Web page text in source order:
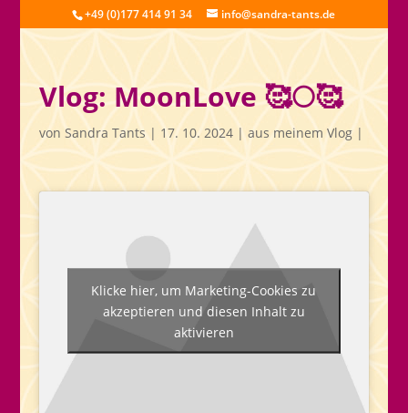
+49 (0)177 414 91 34 info@sandra-tants.de
Vlog: MoonLove 🥰🌕🥰
von Sandra Tants | 17. 10. 2024| aus meinem Vlog|
Klicke hier, um Marketing-Cookies zu
akzeptieren und diesen Inhalt zu
aktivieren